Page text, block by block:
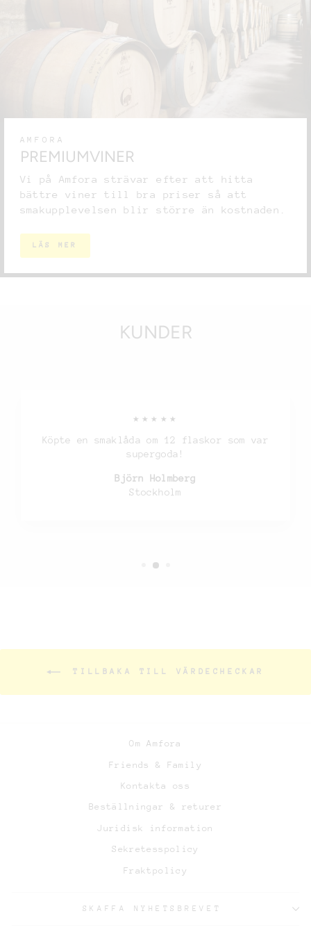
AMFORA
PREMIUMVINER
Vi på Amfora strävar efter att hitta
bättre viner till bra priser så att
smakupplevelsen blir större än kostnaden.
LÄS MER
KUNDER
★★★★★
Köpte en smaklåda om 12 flaskor som var
supergoda!
Björn Holmberg
Stockholm
TILLBAKA TILL VÄRDECHECKAR
Om Amfora
Friends & Family
Kontakta oss
Beställningar & returer
Juridisk information
Sekretesspolicy
Fraktpolicy
SKAFFA NYHETSBREVET